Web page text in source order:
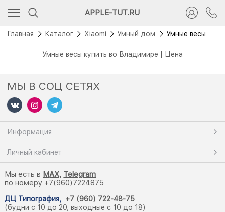
APPLE-TUT.RU
Главная Каталог Xiaomi Умный дом Умные весы
Умные весы купить во Владимире | Цена
МЫ В СОЦ СЕТЯХ
Информация
Личный кабинет
Мы есть в MAX, Telegram
по номеру +7(960)7224875
ДЦ Типография, +7 (960) 722-48-75
(будни с 10 до 20, выходные с 10 до 18)